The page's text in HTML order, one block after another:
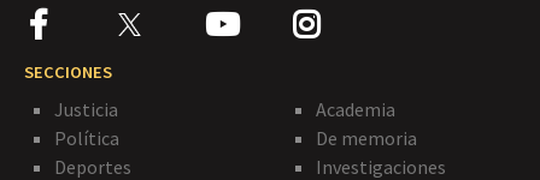
SECCIONES
Justicia
Política
Deportes
Academia
De memoria
Investigaciones